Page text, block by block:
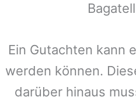
Ein Gutachten kann
werden können.
darüber hinaus